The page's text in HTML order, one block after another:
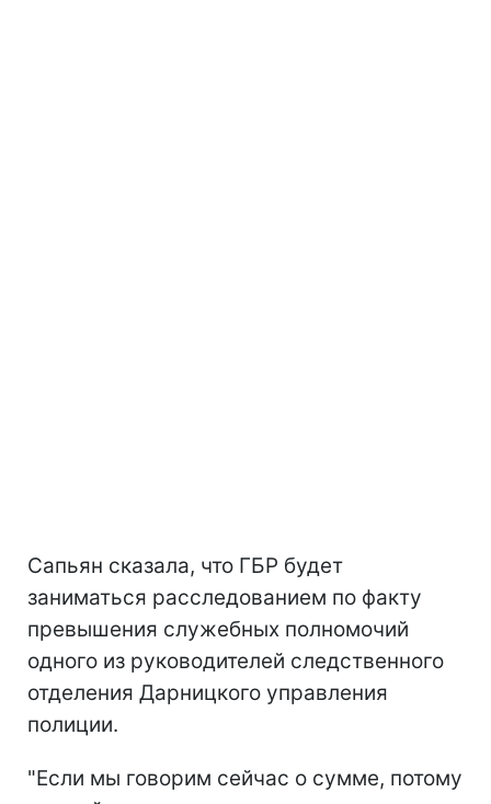
Сапьян сказала, что ГБР будет
заниматься расследованием по факту
превышения служебных полномочий
одного из руководителей следственного
отделения Дарницкого управления
полиции.
"Если мы говорим сейчас о сумме, потому